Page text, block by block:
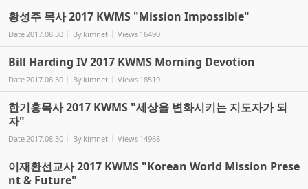
황성주 목사 2017 KWMS "Mission Impossible"
Date2017.08.30 By kimnet Views 16490
Bill Harding IV 2017 KWMS Morning Devotion
Date2017.08.30 By kimnet Views 18519
한기홍목사 2017 KWMS "세상을 변화시키는 지도자가 되
자"
Date2017.08.30 By kimnet Views 14968
이재환선교사 2017 KWMS "Korean World Mission Prese
nt & Future"